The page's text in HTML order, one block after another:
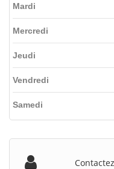
Mardi
Mercredi
Jeudi
Vendredi
Samedi